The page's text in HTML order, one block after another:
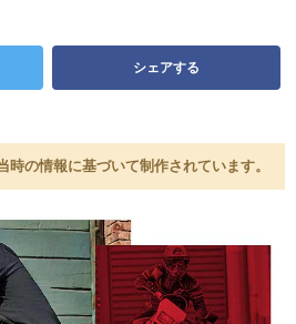
シェアする
時の情報に基づいて制作されています。